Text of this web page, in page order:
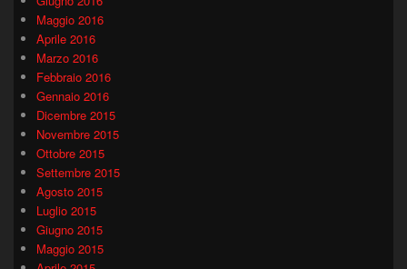
Maggio 2016
Aprile 2016
Marzo 2016
Febbraio 2016
Gennaio 2016
Dicembre 2015
Novembre 2015
Ottobre 2015
Settembre 2015
Agosto 2015
Luglio 2015
Giugno 2015
Maggio 2015